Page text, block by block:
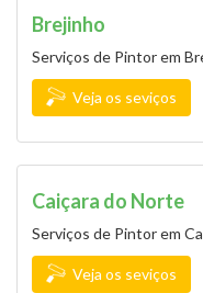
Brejinho
Serviços de Pintor em
Veja os seviços
Caiçara do Norte
Serviços de Pintor em
Veja os seviços